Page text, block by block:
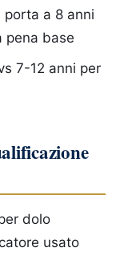
porta a 8 anni
base
7-12 anni per
dolo
usato